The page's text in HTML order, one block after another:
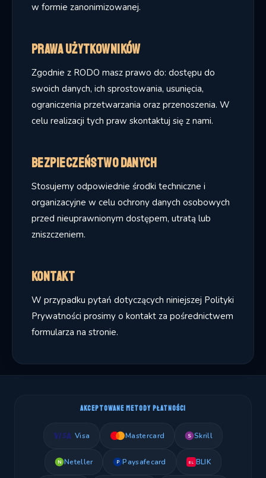
w formie zanonimizowanej.
Prawa użytkowników
Zgodnie z RODO masz prawo do: dostępu do
swoich danych, ich sprostowania, usunięcia,
ograniczenia przetwarzania oraz przenoszenia. W
celu realizacji tych praw skontaktuj się z nami.
Bezpieczeństwo danych
Stosujemy odpowiednie środki techniczne i
organizacyjne w celu ochrony danych osobowych
przed nieuprawnionym dostępem, utratą lub
zniszczeniem.
Kontakt
W przypadku pytań dotyczących niniejszej Polityki
Prywatności prosimy o kontakt za pośrednictwem
formularza na stronie.
AKCEPTOWANE METODY PŁATNOŚCI
Visa Mastercard S Skrill
N Neteller P Paysafecard BL BLIK